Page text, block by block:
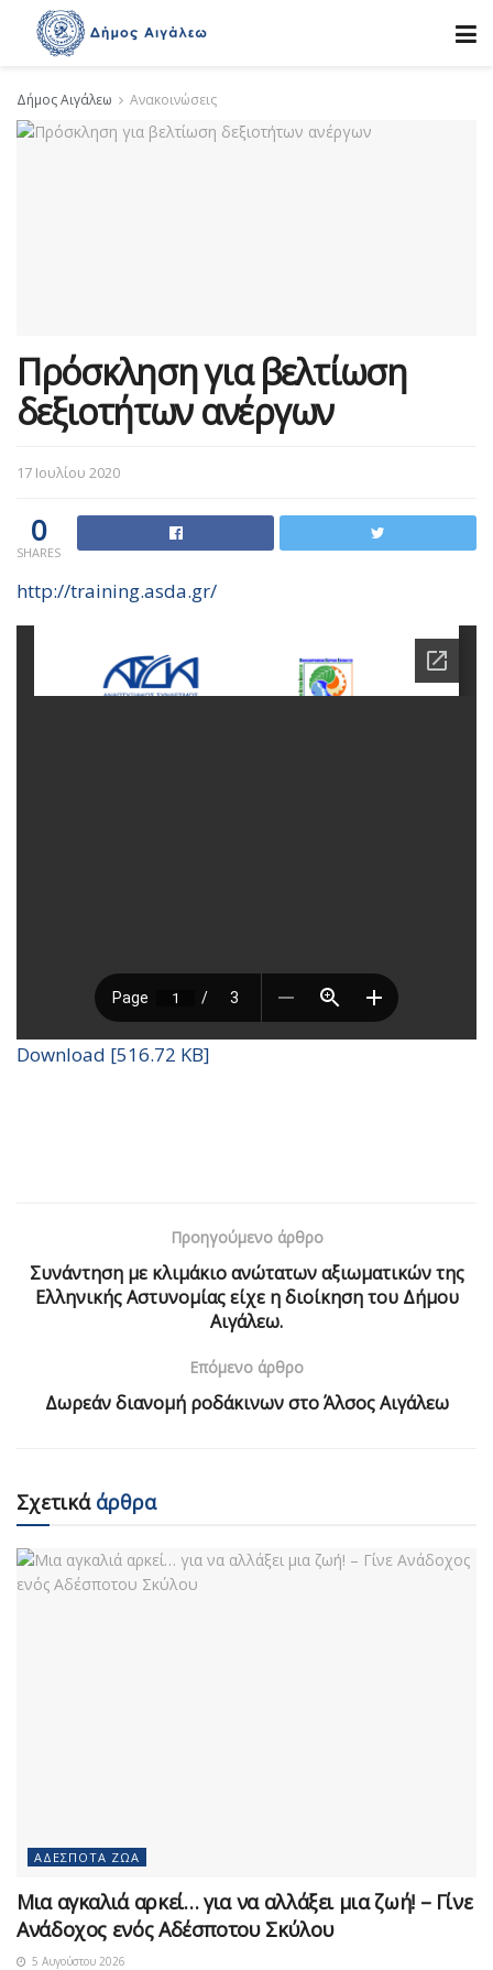
Δήμος Αιγάλεω Ανακοινώσεις
Πρόσκληση για βελτίωση
δεξιοτήτων ανέργων
17 Ιουλίου 2020
0
SHARES
http://training.asda.gr/
Download [516.72 KB]
Προηγούμενο άρθρο
Συνάντηση με κλιμάκιο ανώτατων αξιωματικών της
Ελληνικής Αστυνομίας είχε η διοίκηση του Δήμου
Αιγάλεω.
Επόμενο άρθρο
Δωρεάν διανομή ροδάκινων στο Άλσος Αιγάλεω
Σχετικάάρθρα
ΑΔΈΣΠΟΤΑ ΖΏΑ
Μια αγκαλιά αρκεί… για να αλλάξει μια ζωή! – Γίνε
Ανάδοχος ενός Αδέσποτου Σκύλου
5 Αυγούστου 2026